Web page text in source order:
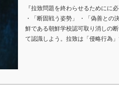
『拉致問題を終わらせるために
・「断固戦う姿勢」 ・「偽善との
鮮である朝鮮学校認可取り消しの
て認識しよう。拉致は「侵略行